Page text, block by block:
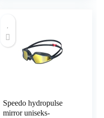
Speedo hydropulse
mirror uniseks-